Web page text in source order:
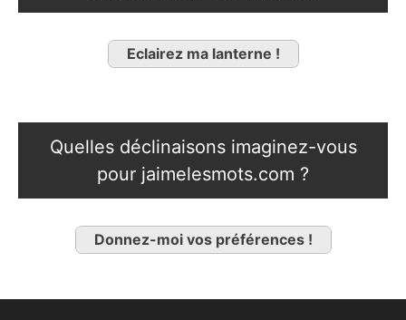
Eclairez ma lanterne !
Quelles déclinaisons imaginez-vous
pour jaimelesmots.com ?
Donnez-moi vos préférences !